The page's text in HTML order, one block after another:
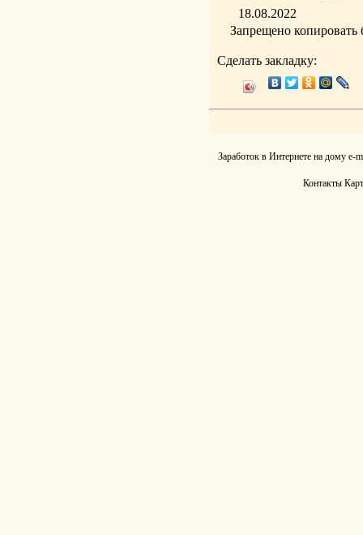
18.08.2022
Запрещено копировать
Сделать закладку:
Заработок в Интернете на дому e-
Контакты